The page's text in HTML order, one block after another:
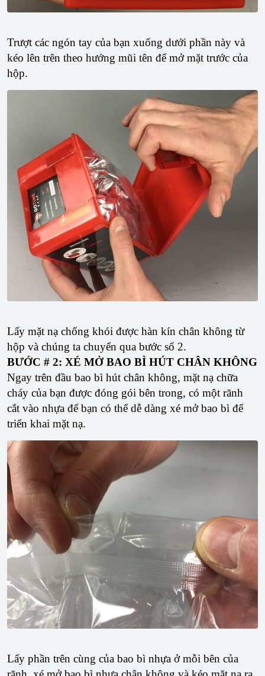
Trượt các ngón tay của bạn xuống dưới phần này và
kéo lên trên theo hướng mũi tên để mở mặt trước của
hộp.
Lấy mặt nạ chống khói được hàn kín chân không từ
hộp và chúng ta chuyển qua bước số 2.
BƯỚC # 2: XÉ MỞ BAO BÌ HÚT CHÂN KHÔNG
Ngay trên đầu bao bì hút chân không, mặt nạ chữa
cháy của bạn được đóng gói bên trong, có một rãnh
cắt vào nhựa để bạn có thể dễ dàng xé mở bao bì để
triển khai mặt nạ.
Lấy phần trên cùng của bao bì nhựa ở mỗi bên của